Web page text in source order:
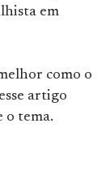
em
como o
artigo
o tema.